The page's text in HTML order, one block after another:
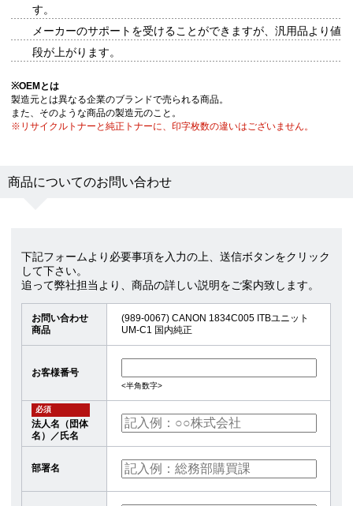
す。
メーカーのサポートを受けることができますが、汎用品より値
段が上がります。
※OEMとは
製造元とは異なる企業のブランドで売られる商品。
また、そのような商品の製造元のこと。
※リサイクルトナーと純正トナーに、印字枚数の違いはございません。
商品についてのお問い合わせ
下記フォームより必要事項を入力の上、送信ボタンをクリック
して下さい。
追って弊社担当より、商品の詳しい説明をご案内致します。
お問い合わせ
商品
(989-0067) CANON 1834C005 ITBユニット
UM-C1 国内純正
お客様番号
<半角数字>
必須
法人名（団体
名）／氏名
部署名